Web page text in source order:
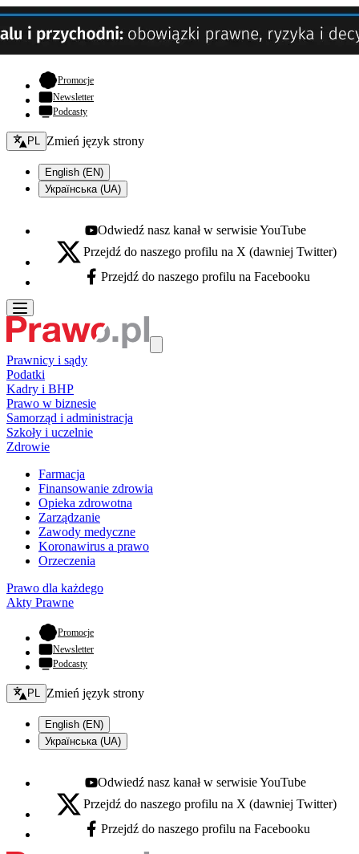
Promocje- otwiera się w nowej karcie
Newsletter
Podcasty
Zmień język - bieżący:
PL Zmień język strony
English (EN)
Українська (UA)
Youtube - otwiera się w nowej karcie
Odwiedź nasz kanał w serwisie YouTube
X - otwiera się w nowej karcie
Przejdź do naszego profilu na X (dawniej Twitter)
Facebook - otwiera się w nowej karcie
Przejdź do naszego profilu na Facebooku
Prawnicy i sądy
Podatki
Kadry i BHP
Prawo w biznesie
Samorząd i administracja
Szkoły i uczelnie
Zdrowie
Farmacja
Finansowanie zdrowia
Opieka zdrowotna
Zarządzanie
Zawody medyczne
Koronawirus a prawo
Orzeczenia
Prawo dla każdego
Akty Prawne
Promocje- otwiera się w nowej karcie
Newsletter
Podcasty
Zmień język - bieżący:
PL Zmień język strony
English (EN)
Українська (UA)
Youtube - otwiera się w nowej karcie
Odwiedź nasz kanał w serwisie YouTube
X - otwiera się w nowej karcie
Przejdź do naszego profilu na X (dawniej Twitter)
Facebook - otwiera się w nowej karcie
Przejdź do naszego profilu na Facebooku